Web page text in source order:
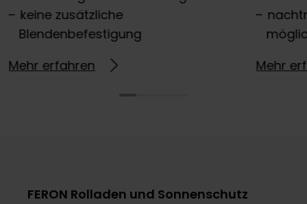
keine zusätzliche
Blendenbefestigung
Mehr erfahren
Mehr
FERON Rolladen und Sonnenschutz